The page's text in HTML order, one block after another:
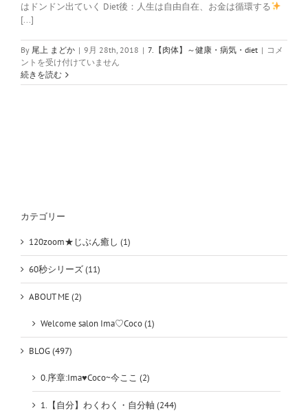
はドンドン出ていく Diet後：人生は自由自在、お金は循環する
[...]
By 尾上 まどか | 9月 28th, 2018 | 7.【肉体】～健康・病気・diet | 【肉
変
②
コメ
ントを受け付けていません
続きを読む
カテゴリー
120zoom★じぶん癒し (1)
60秒シリーズ (11)
ABOUT ME (2)
Welcome salon Ima♡Coco (1)
BLOG (497)
0.序章:Ima♥Coco~今ここ (2)
1.【自分】わくわく・自分軸 (244)